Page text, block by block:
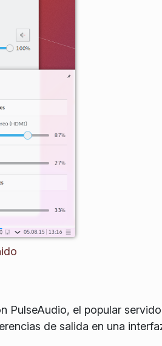
PulseAudio, el popular
de salida en una